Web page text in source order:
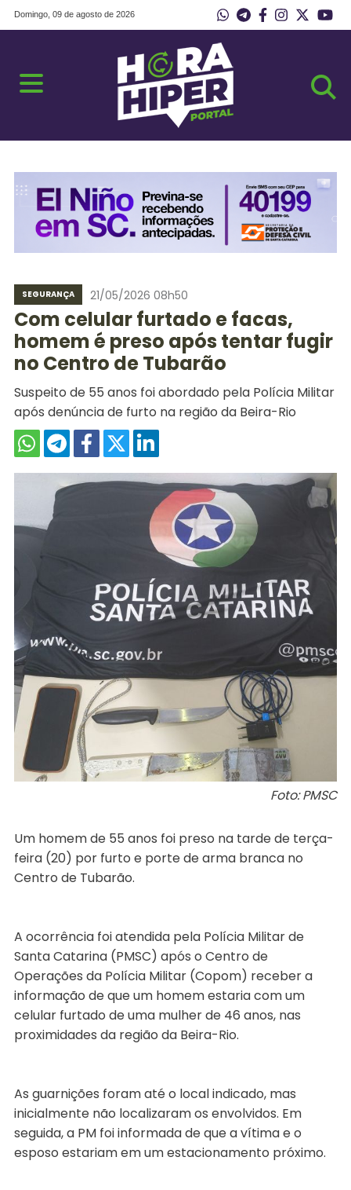
Domingo, 09 de agosto de 2026
SEGURANÇA 21/05/2026 08h50
Com celular furtado e facas,
homem é preso após tentar fugir
no Centro de Tubarão
Suspeito de 55 anos foi abordado pela Polícia Militar
após denúncia de furto na região da Beira-Rio
Foto: PMSC
Um homem de 55 anos foi preso na tarde de terça-
feira (20) por furto e porte de arma branca no
Centro de Tubarão.
A ocorrência foi atendida pela Polícia Militar de
Santa Catarina (PMSC) após o Centro de
Operações da Polícia Militar (Copom) receber a
informação de que um homem estaria com um
celular furtado de uma mulher de 46 anos, nas
proximidades da região da Beira-Rio.
As guarnições foram até o local indicado, mas
inicialmente não localizaram os envolvidos. Em
seguida, a PM foi informada de que a vítima e o
esposo estariam em um estacionamento próximo.